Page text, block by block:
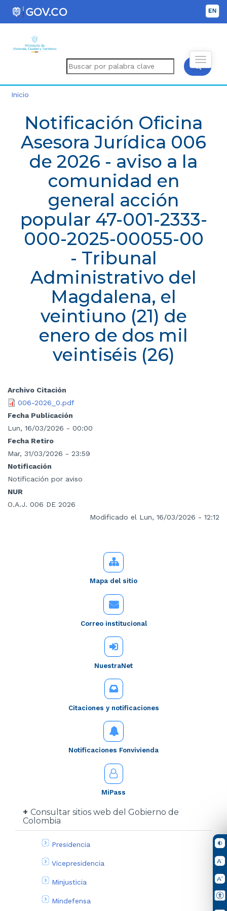
Inicio
Notificación Oficina
Asesora Jurídica 006
de 2026 - aviso a la
comunidad en
general acción
popular 47-001-2333-
000-2025-00055-00
- Tribunal
Administrativo del
Magdalena, el
veintiuno (21) de
enero de dos mil
veintiséis (26)
Archivo Citación
006-2026_0.pdf
Fecha Publicación
Lun, 16/03/2026 - 00:00
Fecha Retiro
Mar, 31/03/2026 - 23:59
Notificación
Notificación por aviso
NUR
O.A.J. 006 DE 2026
Modificado el Lun, 16/03/2026 - 12:12
Mapa del sitio
Correo institucional
NuestraNet
Citaciones y notificaciones
Notificaciones Fonvivienda
MiPass
Consultar sitios web del Gobierno de
Colombia
Presidencia
Vicepresidencia
Minjusticia
Mindefensa